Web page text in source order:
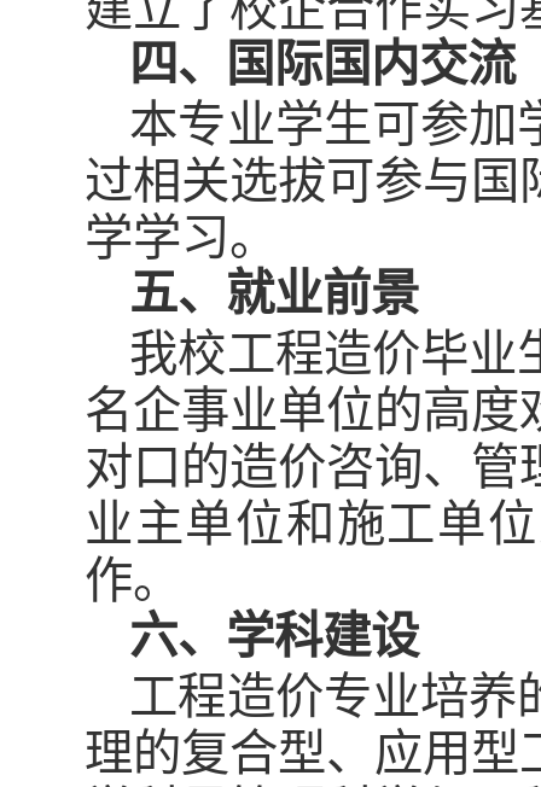
四、国际国内交流
本专业学生可参加
过相关选拔可参与
学学习。
五、就业前景
我校工程造价毕业
名企事业单位的高
对口的造价咨询、
业主单位和施工单
作。
六、学科建设
工程造价专业培养
理的复合型、应用